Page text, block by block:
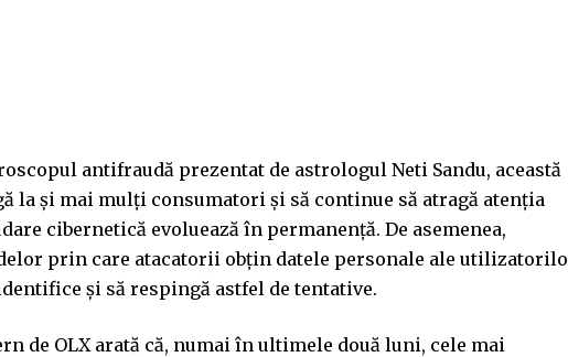
antifraudă prezentat de astrologul Neti Sandu, această
la și mai mulți consumatori și să continue să atragă atenția
cibernetică evoluează în permanență. De asemenea,
prin care atacatorii obțin datele personale ale
și să respingă astfel de tentative.
de OLX arată că, numai în ultimele două luni, cele mai